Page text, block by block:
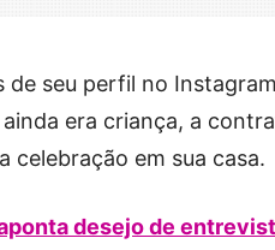
de seu perfil no
era criança, a
celebração em sua casa.
desejo de